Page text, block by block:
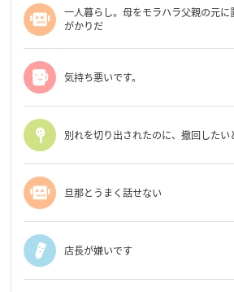
一人暮らし。母をモラハラ父親の元に
がかりだ
気持ち悪いです。
別れを切り出されたのに、撤回したい
旦那とうまく話せない
店長が嫌いです